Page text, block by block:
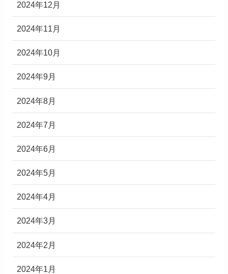
2024年12月
2024年11月
2024年10月
2024年9月
2024年8月
2024年7月
2024年6月
2024年5月
2024年4月
2024年3月
2024年2月
2024年1月